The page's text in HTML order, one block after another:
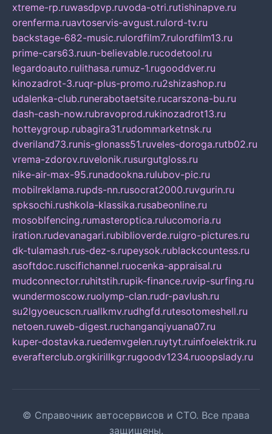
xtreme-rp.ruwasdpvp.ruvoda-otri.rutishinapve.ru
orenferma.ruavtoservis-avgust.rulord-tv.ru
backstage-682-music.rulordfilm7.rulordfilm13.ru
prime-cars63.ruun-believable.rucodetool.ru
legardoauto.rulithasa.rumuz-1.rugooddver.ru
kinozadrot-3.ruqr-plus-promo.ru2shizashop.ru
udalenka-club.runerabotaetsite.rucarszona-bu.ru
dash-cash-now.rubravoprod.rukinozadrot13.ru
hotteygroup.rubagira31.rudommarketnsk.ru
dveriland73.runis-glonass51.ruveles-doroga.rutb02.ru
vrema-zdorov.ruvelonik.rusurgutgloss.ru
nike-air-max-95.runadookna.rulubov-pic.ru
mobilreklama.rupds-nn.rusocrat2000.ruvgurin.ru
spksochi.rushkola-klassika.rusabeonline.ru
mosoblfencing.rumasteroptica.rulucomoria.ru
iration.rudevanagari.rubiblioverde.ruigro-pictures.ru
dk-tulamash.rus-dez-s.rupeysok.rublackcountess.ru
asoftdoc.ruscifichannel.ruocenka-appraisal.ru
mudconnector.ruhitstih.rupik-finance.ruvip-surfing.ru
wundermoscow.ruolymp-clan.rudr-pavlush.ru
su2lgyoeucscn.ruallkmv.rudhgfd.rutesotomeshell.ru
netoen.ruweb-digest.ruchanganqiyuana07.ru
kuper-dostavka.ruedemvgelen.ruytyt.ruinfoelektrik.ru
everafterclub.orgkirillkgr.rugoodv1234.ruoopslady.ru
© Справочник автосервисов и СТО. Все права
защищены.